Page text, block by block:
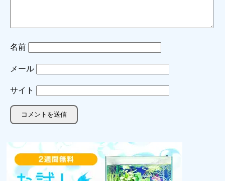
名前
メール
サイト